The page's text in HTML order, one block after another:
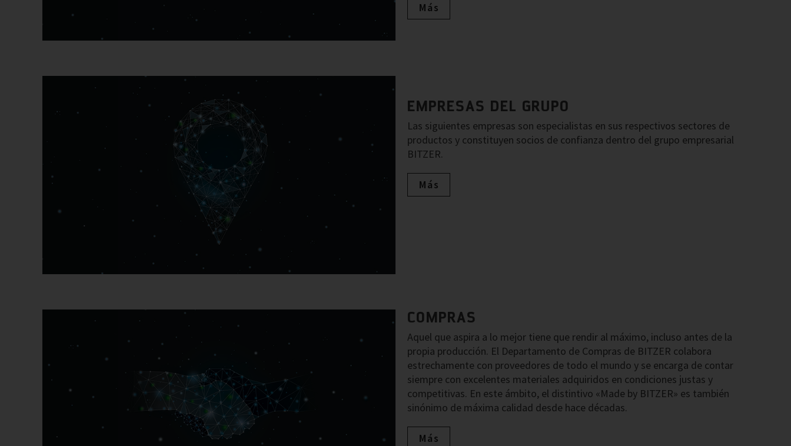
Más
EMPRESAS DEL GRUPO
Las siguientes empresas son especialistas en sus respectivos sectores de
productos y constituyen socios de confianza dentro del grupo empresarial
BITZER.
Más
COMPRAS
Aquel que aspira a lo mejor tiene que rendir al máximo, incluso antes de la
propia producción. El Departamento de Compras de BITZER colabora
estrechamente con proveedores de todo el mundo y se encarga de contar
siempre con excelentes materiales adquiridos en condiciones justas y
competitivas. En este ámbito, el distintivo «Made by BITZER» es también
sinónimo de máxima calidad desde hace décadas.
Más